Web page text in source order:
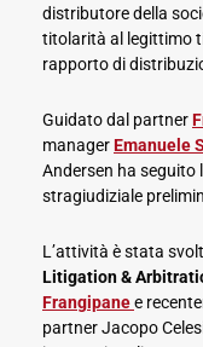
distributore della
titolarità al legittimo
rapporto di
Guidato dal partner
managerEmanuele
Andersen ha seguito
stragiudiziale
L’attività è stata
Litigation &
Frangipanee
partner Jacopo